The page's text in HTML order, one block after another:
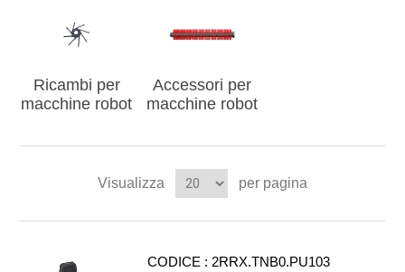
Ricambi per
macchine robot
Accessori per
macchine robot
Visualizza per pagina
CODICE : 2RRX.TNB0.PU103